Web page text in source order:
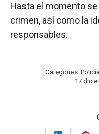
Hasta el momento
crimen, así como la
responsables.
Categories: Policía
17